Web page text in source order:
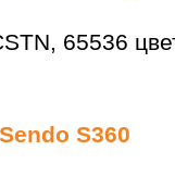
65536
S360